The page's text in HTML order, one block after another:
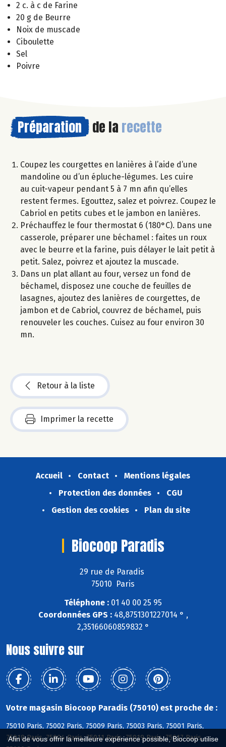
Afin de vous offrir la meilleure expérience possible, Biocoop utilise
2 c. à c de Farine
20 g de Beurre
Noix de muscade
Ciboulette
Sel
Poivre
Préparation de la recette
Coupez les courgettes en lanières à l’aide d’une
mandoline ou d’un épluche-légumes. Les cuire
au cuit-vapeur pendant 5 à 7 mn afin qu’elles
restent fermes. Egouttez, salez et poivrez. Coupez le
Cabriol en petits cubes et le jambon en lanières.
Préchauffez le four thermostat 6 (180°C). Dans une
casserole, préparer une béchamel : faites un roux
avec le beurre et la farine, puis délayer le lait petit à
petit. Salez, poivrez et ajoutez la muscade.
Dans un plat allant au four, versez un fond de
béchamel, disposez une couche de feuilles de
lasagnes, ajoutez des lanières de courgettes, de
jambon et de Cabriol, couvrez de béchamel, puis
renouveler les couches. Cuisez au four environ 30
mn.
Retour à la liste
Imprimer la recette
Accueil Contact
Mentions légales
Protection des données
CGU
Gestion des cookies
Plan du site
Biocoop Paradis
29 rue de Paradis
75010 Paris
Téléphone : 01 40 00 25 95
Coordonnées GPS :48,8751301227014 ° ,
2,35166060859832 °
Nous suivre sur
Votre magasin Biocoop Paradis (75010) est proche de :
75010 Paris, 75002 Paris, 75009 Paris, 75003 Paris, 75001 Paris,
75018 Paris, 75004 Paris, 75011 Paris, 75019 Paris, 75017 Paris,